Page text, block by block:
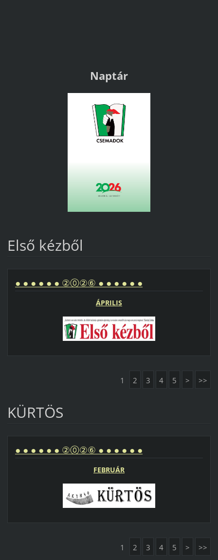
Naptár
Első kézből
● ● ● ● ● ● ②⓪②⑥ ● ● ● ● ● ●
ÁPRILIS
1 2 3 4 5 > >>
KÜRTÖS
● ● ● ● ● ● ②⓪②⑥ ● ● ● ● ● ●
FEBRUÁR
1 2 3 4 5 > >>